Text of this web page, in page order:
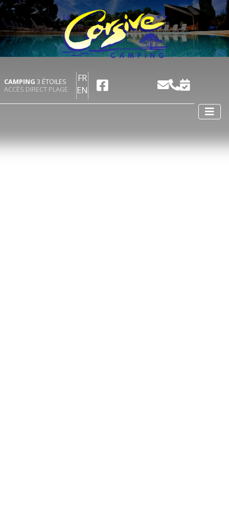
CAMPING 3 ÉTOILES
ACCÈS DIRECT PLAGE
FR
EN